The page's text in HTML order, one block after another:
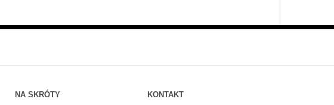
NA SKRÓTY KONTAKT